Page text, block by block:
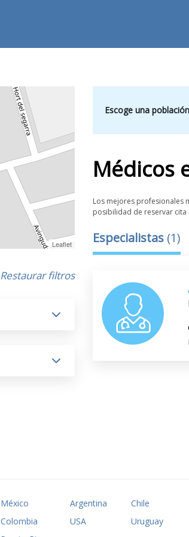
Leaflet
Restaurar filtros
Escoge una
Médicos
Los mejores profesionales
posibilidad de reservar cita
Especialistas (1)
México Argentina
Chile
Colombia
USA
Uruguay